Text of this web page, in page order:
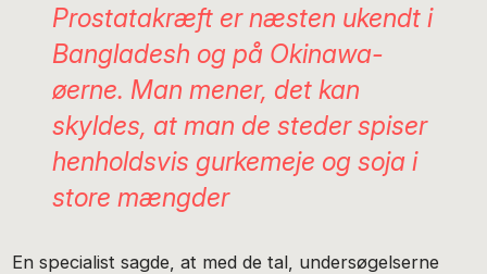
Prostatakræft er næsten ukendt i
Bangladesh og på Okinawa-
øerne. Man mener, det kan
skyldes, at man de steder spiser
henholdsvis gurkemeje og soja i
store mængder
En specialist sagde, at med de tal, undersøgelserne